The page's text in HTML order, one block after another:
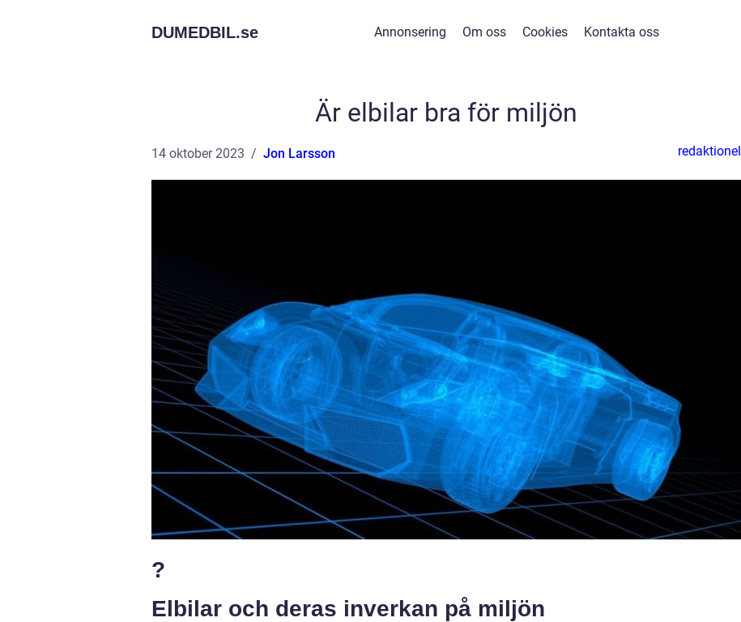
DUMEDBIL.se Annonsering Om oss Cookies Kontakta oss
Är elbilar bra för miljön
14 oktober 2023 Jon Larsson redaktionel
?
Elbilar och deras inverkan på miljön